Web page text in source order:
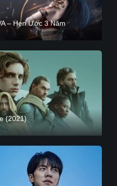
– Hẹn Ước 3 Năm
(2021)